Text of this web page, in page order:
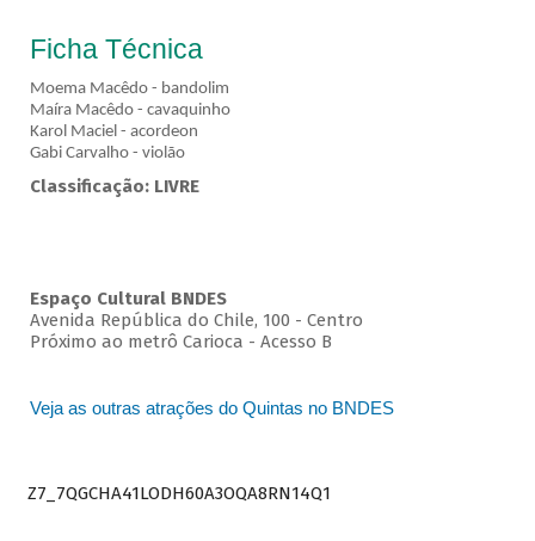
Ficha Técnica
Moema Macêdo - bandolim
Maíra Macêdo - cavaquinho
Karol Maciel - acordeon
Gabi Carvalho - violão
Classificação: LIVRE
Espaço Cultural BNDES
Avenida República do Chile, 100 - Centro
Próximo ao metrô Carioca - Acesso B
Veja as outras atrações do Quintas no BNDES
Z7_7QGCHA41LODH60A3OQA8RN14Q1